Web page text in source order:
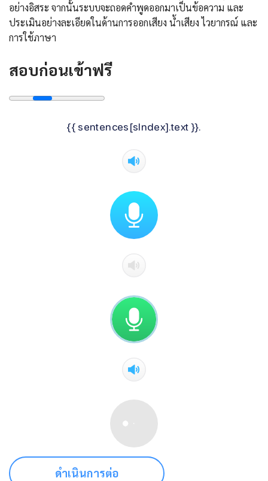
อย่างอิสระ จากนั้นระบบจะถอดคำพูดออกมาเป็นข้อความ และ
ประเมินอย่างละเอียดในด้านการออกเสียง น้ำเสียง ไวยากรณ์ และ
การใช้ภาษา
สอบก่อนเข้าฟรี
{{ sentences[sIndex].text }}.
ดำเนินการต่อ